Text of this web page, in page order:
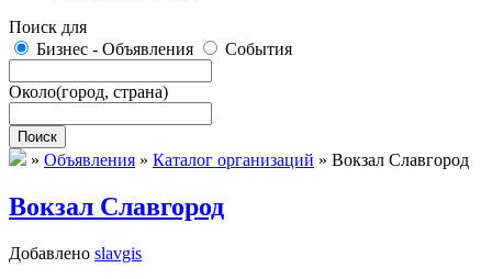
Поиск для
Бизнес - Объявления
События
Около(город, страна)
Поиск
» Объявления » Каталог организаций » Вокзал Славгород
Вокзал Славгород
Добавлено slavgis